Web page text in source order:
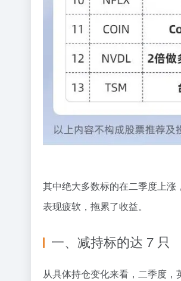
其中绝大多数标的在二季度上涨，
表现疲软，拖累了收益。
一、减持标的达 7 只
从具体持仓变化来看，二季度，